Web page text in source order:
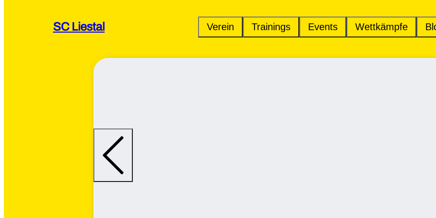
SC Liestal Verein Trainings Events Wettkämpfe